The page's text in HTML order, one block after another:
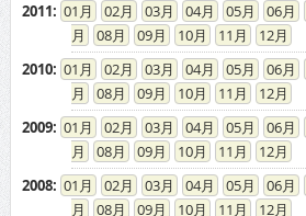
2011: 01 02 03 04 05 06
08
09 10 11
12
2010: 01 02 03 04 05 06
08
09 10 11
12
2009: 01 02 03 04 05 06
08
09 10 11
12
2008: 01 02 03 04 05 06
08
09 10 11
12